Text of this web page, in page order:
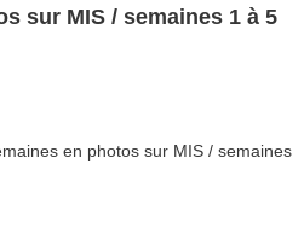
sur MIS / semaines 1 à 5